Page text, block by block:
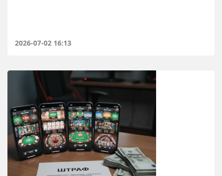
2026-07-02 16:13